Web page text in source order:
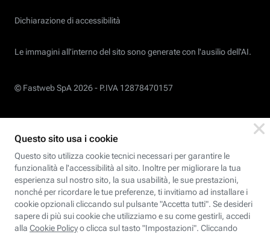
Dichiarazione di accessibilità
Le immagini all’interno del sito sono generate con l'ausilio dell'AI.
© Fastweb SpA 2026 - P.IVA 12878470157